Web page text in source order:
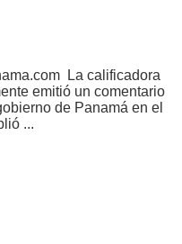
La calificadora
emitió un comentario
de Panamá en el
...